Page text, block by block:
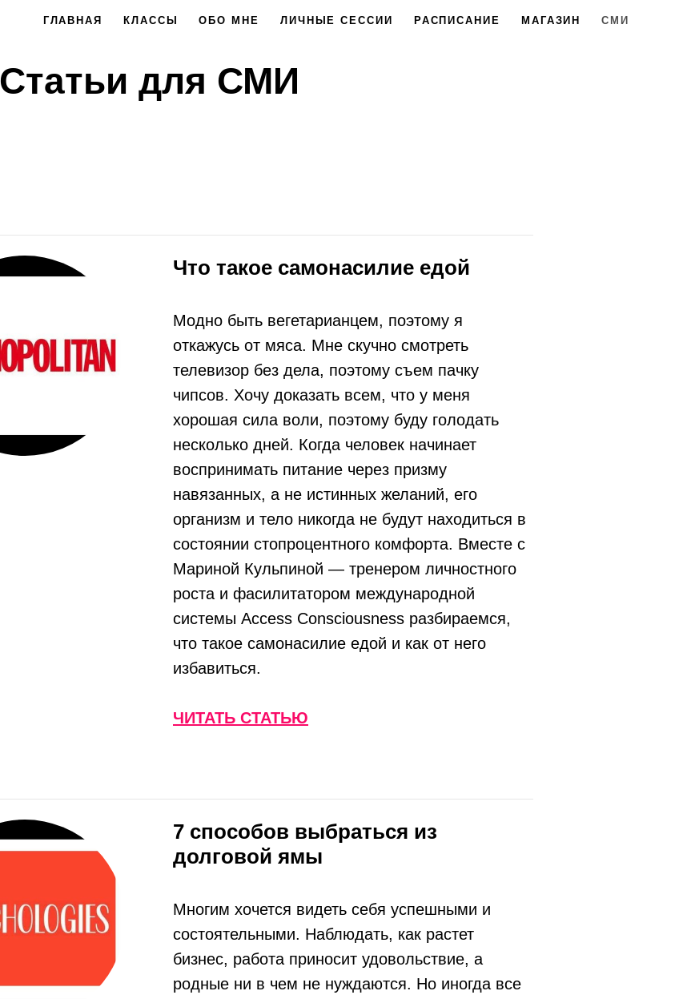
ГЛАВНАЯ КЛАССЫ ОБО МНЕ ЛИЧНЫЕ СЕССИИ РАСПИСАНИЕ МАГАЗИН CМИ
Статьи для СМИ
Что такое самонасилие едой
Модно быть вегетарианцем, поэтому я
откажусь от мяса. Мне скучно смотреть
телевизор без дела, поэтому съем пачку
чипсов. Хочу доказать всем, что у меня
хорошая сила воли, поэтому буду голодать
несколько дней. Когда человек начинает
воспринимать питание через призму
навязанных, а не истинных желаний, его
организм и тело никогда не будут находиться в
состоянии стопроцентного комфорта. Вместе с
Мариной Кульпиной — тренером личностного
роста и фасилитатором международной
системы Access Consciousness разбираемся,
что такое самонасилие едой и как от него
избавиться.
ЧИТАТЬ СТАТЬЮ
7 способов выбраться из
долговой ямы
Многим хочется видеть себя успешными и
состоятельными. Наблюдать, как растет
бизнес, работа приносит удовольствие, а
родные ни в чем не нуждаются. Но иногда все